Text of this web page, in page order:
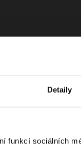
Detaily
funkcí sociálních